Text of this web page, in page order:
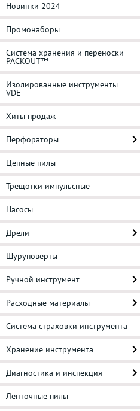
Новинки 2024
Промонаборы
Система хранения и переноски
PACKOUT™
Изолированные инструменты
VDE
Хиты продаж
Перфораторы
Цепные пилы
Трещотки импульсные
Насосы
Дрели
Шуруповерты
Ручной инструмент
Расходные материалы
Система страховки инструмента
Хранение инструмента
Диагностика и инспекция
Ленточные пилы